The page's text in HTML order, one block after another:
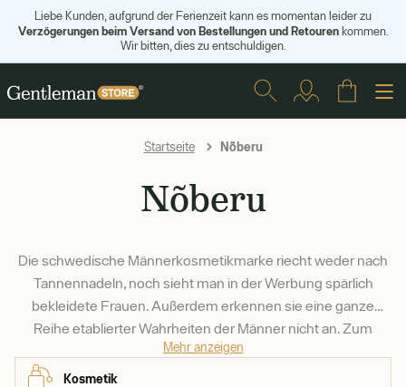
Liebe Kunden, aufgrund der Ferienzeit kann es momentan leider zu
Verzögerungen beim Versand von Bestellungen und Retourenkommen.
Wir bitten, dies zu entschuldigen.
Startseite Nõberu
Nõberu
Die schwedische Männerkosmetikmarke riecht weder nach
Tannennadeln, noch sieht man in der Werbung spärlich
bekleidete Frauen. Außerdem erkennen sie eine ganze
Reihe etablierter Wahrheiten der Männer nicht an. Zum
Beispiel, dass ein richtiger Mann nach hundert Dingen
riechen sollte. Oder dass ein echter Mann keine Kosmetika
Mehr anzeigen
Kosmetik